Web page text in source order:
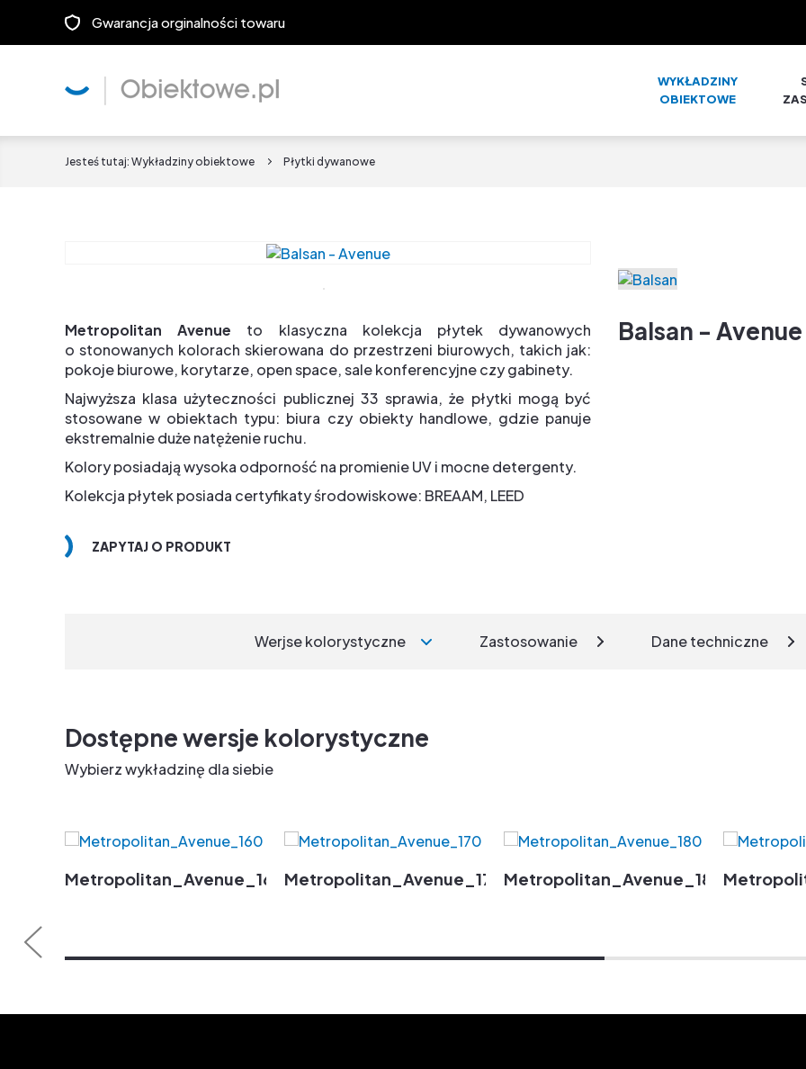
Gwarancja orginalności towaru
WYKŁADZINY
OBIEKTOWE
Jesteś tutaj: Wykładziny obiektowe Płytki dywanowe
Balsan - Avenue
Metropolitan Avenue to klasyczna kolekcja płytek dywanowych
o stonowanych kolorach skierowana do przestrzeni biurowych, takich jak:
pokoje biurowe, korytarze, open space, sale konferencyjne czy gabinety.
Najwyższa klasa użyteczności publicznej 33 sprawia, że płytki mogą być
stosowane w obiektach typu: biura czy obiekty handlowe, gdzie panuje
ekstremalnie duże natężenie ruchu.
Kolory posiadają wysoka odporność na promienie UV i mocne detergenty.
Kolekcja płytek posiada certyfikaty środowiskowe: BREAAM, LEED
ZAPYTAJ O PRODUKT
Werjse kolorystyczne Zastosowanie Dane techniczne
Dostępne wersje kolorystyczne
Wybierz wykładzinę dla siebie
Metropolitan_Avenue_160 Metropolitan_Avenue_170 Metropolitan_Avenue_180